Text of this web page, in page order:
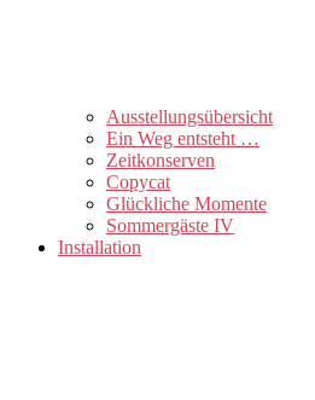
Ausstellungsübersicht
Ein Weg entsteht …
Zeitkonserven
Copycat
Glückliche Momente
Sommergäste IV
Installation